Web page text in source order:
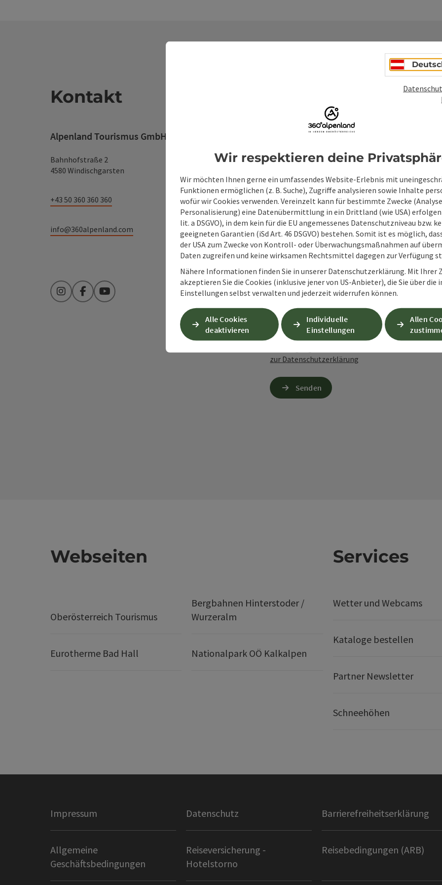
Kontakt
Alpenland Tourismus GmbH
Bahnhofstraße 2
4580 Windischgarsten
+43 50 360 360 360
info@360alpenland.com
InstagramFacebookYouTube
Unverbindliche
*sind Pflichtfelder
Vorname Nachname
Unverbindliche Anfrage*
Zum Schutz vor Spam wird Google
personenbezogene Daten (z. B. die IP-
Absenden des Formulars werden die dafür
ist eine Kontaktaufnahme jederzeit per E-
Wenn Sie per Formular auf der Website oder per
Ihre angegebenen Daten zwecks Bearbeitung der
Anschlussfragen sechs Monate bei uns
zur Datenschutzerklärung
Senden
Webseiten
Oberösterreich Tourismus
Bergbahnen Hinterstoder /
Wurzeralm
Eurotherme Bad Hall Nationalpark OÖ Kalkalpen
Services
Wetter und Webcams
Kataloge bestellen
Partner Newsletter
Schneehöhen
Impressum Datenschutz Barrierefreiheitserklärung
Allgemeine
Geschäftsbedingungen
Reiseversicherung -
Hotelstorno
Reisebedingungen (ARB)
Wir respektieren deine
Wir möchten Ihnen gerne ein umfassendes Website-Erlebnis mit
Funktionen ermöglichen (z. B. Suche), Zugriffe analysieren sowie Inhalte
wofür wir Cookies verwenden. Vereinzelt kann für bestimmte Zwecke
Personalisierung) eine Datenübermittlung in ein Drittland (wie USA) erfolgen
lit. a DSGVO), in dem kein für die EU angemessenes Datenschutzniveau bzw.
geeigneten Garantien (iSd Art. 46 DSGVO) bestehen. Somit ist es möglich,
der USA zum Zwecke von Kontroll- oder Überwachungsmaßnahmen auf
Daten zugreifen und keine wirksamen Rechtsmittel dagegen zur Verfügung
Nähere Informationen finden Sie in unserer Datenschutzerklärung. Mit Ihrer
akzeptieren Sie die Cookies (inklusive jener von US-Anbieter), die Sie über die
Einstellungen selbst verwalten und jederzeit widerrufen können.
Alle Cookies
deaktivieren
Individuelle
Einstellungen
Allen